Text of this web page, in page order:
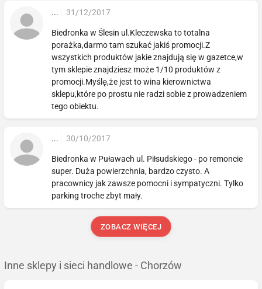
... 31/12/2017
Biedronka w Ślesin ul.Kleczewska to totalna
porażka,darmo tam szukać jakiś promocji.Z
wszystkich produktów jakie znajdują się w gazetce,w
tym sklepie znajdziesz może 1/10 produktów z
promocji.Myślę,że jest to wina kierownictwa
sklepu,które po prostu nie radzi sobie z prowadzeniem
tego obiektu.
... 30/10/2017
Biedronka w Puławach ul. Piłsudskiego - po remoncie
super. Duża powierzchnia, bardzo czysto. A
pracownicy jak zawsze pomocni i sympatyczni. Tylko
parking troche zbyt mały.
ZOBACZ WIĘCEJ
Inne sklepy i sieci handlowe - Chorzów